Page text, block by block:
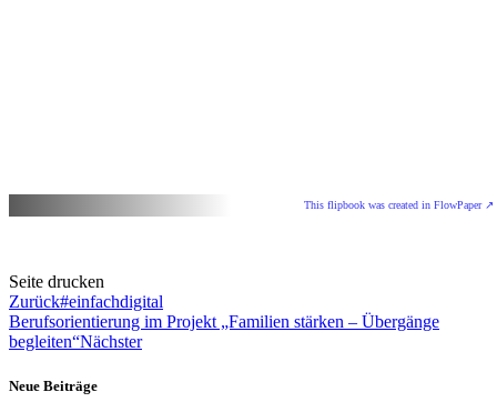
This flipbook was created in FlowPaper ↗
Seite drucken
Zurück#einfachdigital
Berufsorientierung im Projekt „Familien stärken – Übergänge
begleiten“Nächster
Neue Beiträge